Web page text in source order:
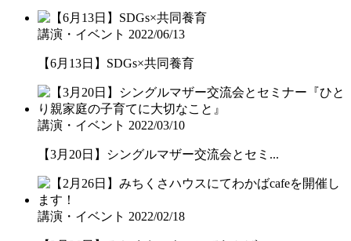
講演・イベント 2022/06/13
【6月13日】SDGs×共同養育
講演・イベント 2022/03/10
【3月20日】シングルマザー交流会とセミ...
講演・イベント 2022/02/18